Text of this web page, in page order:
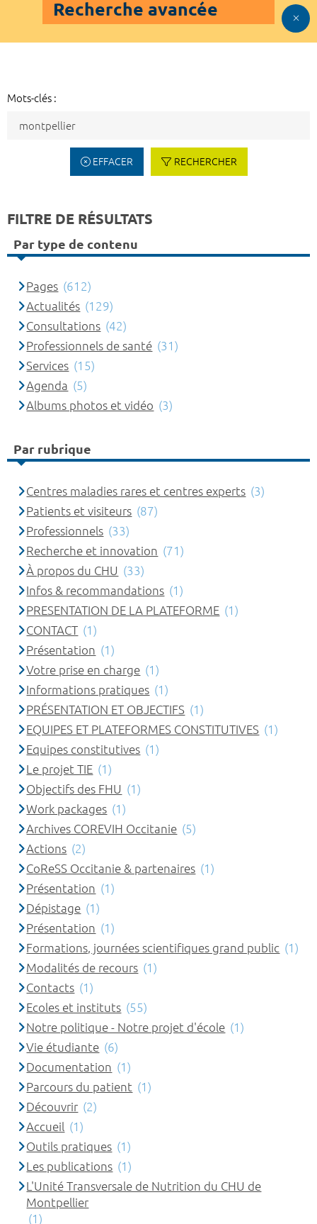
Recherche avancée
Mots-clés :
EFFACER RECHERCHER
FILTRE DE RÉSULTATS
Par type de contenu
Pages (612)
Actualités (129)
Consultations (42)
Professionnels de santé (31)
Services (15)
Agenda (5)
Albums photos et vidéo (3)
Par rubrique
Centres maladies rares et centres experts (3)
Patients et visiteurs (87)
Professionnels (33)
Recherche et innovation (71)
À propos du CHU (33)
Infos & recommandations (1)
PRESENTATION DE LA PLATEFORME (1)
CONTACT (1)
Présentation (1)
Votre prise en charge (1)
Informations pratiques (1)
PRÉSENTATION ET OBJECTIFS (1)
EQUIPES ET PLATEFORMES CONSTITUTIVES (1)
Equipes constitutives (1)
Le projet TIE (1)
Objectifs des FHU (1)
Work packages (1)
Archives COREVIH Occitanie (5)
Actions (2)
CoReSS Occitanie & partenaires (1)
Présentation (1)
Dépistage (1)
Présentation (1)
Formations, journées scientifiques grand public (1)
Modalités de recours (1)
Contacts (1)
Ecoles et instituts (55)
Notre politique - Notre projet d'école (1)
Vie étudiante (6)
Documentation (1)
Parcours du patient (1)
Découvrir (2)
Accueil (1)
Outils pratiques (1)
Les publications (1)
L'Unité Transversale de Nutrition du CHU de
Montpellier
(1)